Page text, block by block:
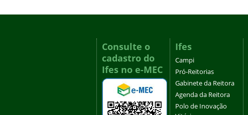
Consulte o
cadastro do
Ifes no e-MEC
Ifes
Campi
Pró-Reitorias
Gabinete da Reitora
Agenda da Reitora
Polo de Inovação